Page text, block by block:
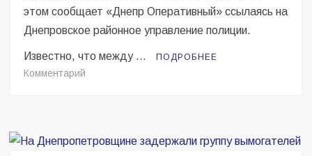
этом сообщает «Днепр Оперативный» ссылаясь на
Днепровское районное управление полиции.
Известно, что между … ПОДРОБНЕЕ
Комментарий
Грушевского